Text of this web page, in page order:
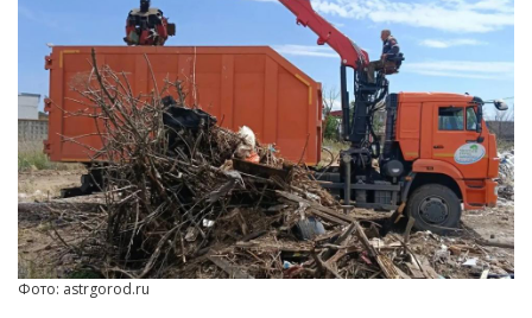
Фото: astrgorod.ru